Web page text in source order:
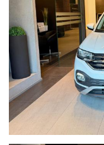
LUCI DRL LED, CERCHI
MULTIFUNZIONE ,
PORTA USB ED AUX,
REGOLAZIONE
AUTOMATICA ,
VETRI ELETTRICI,
IMMOBILAIZER, SEDILE
FRENATA ASSISTITA
RICONOSCIMENTO
VOCALE , KIT RUOTA